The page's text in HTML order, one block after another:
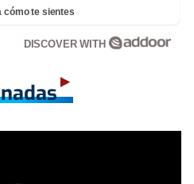
cómo te sientes
DISCOVER WITH